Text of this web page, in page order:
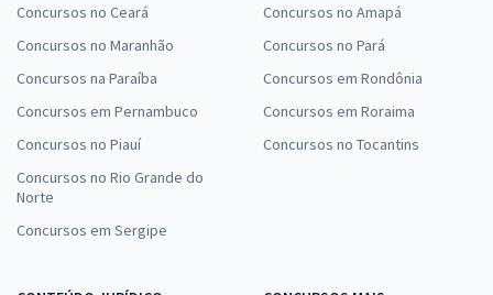
Concursos no Ceará
Concursos no Maranhão
Concursos na Paraíba
Concursos em Pernambuco
Concursos no Piauí
Concursos no Rio Grande do
Norte
Concursos em Sergipe
Concursos no Amapá
Concursos no Pará
Concursos em Rondônia
Concursos em Roraima
Concursos no Tocantins